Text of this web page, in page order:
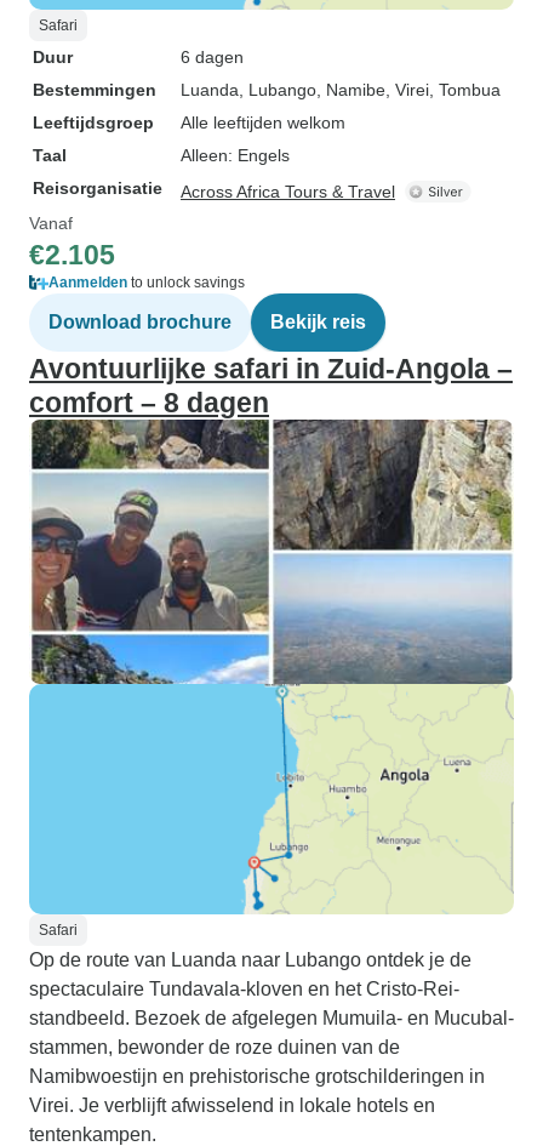
Safari
Duur
6 dagen
Bestemmingen
Luanda , Lubango , Namibe , Virei , Tombua
Leeftijdsgroep
Alle leeftijden welkom
Taal
Alleen: Engels
Reisorganisatie
Across Africa Tours & Travel
Vanaf
€2.105
Aanmelden to unlock savings
Download brochure Bekijk reis
Avontuurlijke safari in Zuid-Angola –
comfort – 8 dagen
Safari
Op de route van Luanda naar Lubango ontdek je de
spectaculaire Tundavala-kloven en het Cristo-Rei-
standbeeld. Bezoek de afgelegen Mumuila- en Mucubal-
stammen, bewonder de roze duinen van de
Namibwoestijn en prehistorische grotschilderingen in
Virei. Je verblijft afwisselend in lokale hotels en
tentenkampen.